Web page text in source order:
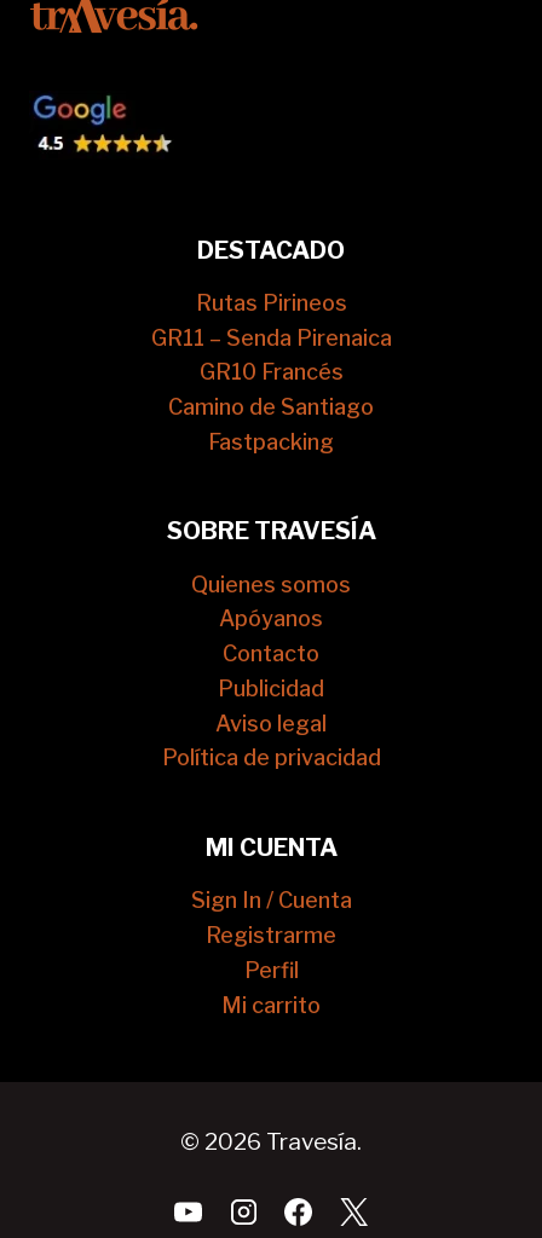
DESTACADO
Rutas Pirineos
GR11 – Senda Pirenaica
GR10 Francés
Camino de Santiago
Fastpacking
SOBRE TRAVESÍA
Quienes somos
Apóyanos
Contacto
Publicidad
Aviso legal
Política de privacidad
MI CUENTA
Sign In / Cuenta
Registrarme
Perfil
Mi carrito
© 2026 Travesía.